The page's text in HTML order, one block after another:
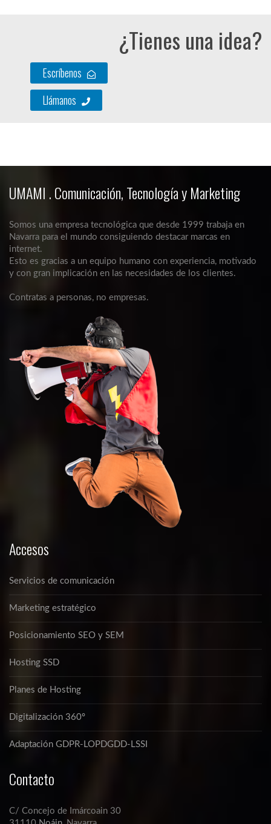
¿Tienes una idea?
Escríbenos
Llámanos
UMAMI . Comunicación, Tecnología y Marketing
Somos una empresa tecnológica que desde 1999 trabaja en
Navarra para el mundo consiguiendo destacar marcas en
internet.
Esto es gracias a un equipo humano con experiencia, motivado
y con gran implicación en las necesidades de los clientes.
Contratas a personas, no empresas.
Accesos
Servicios de comunicación
Marketing estratégico
Posicionamiento SEO y SEM
Hosting SSD
Planes de Hosting
Digitalización 360º
Adaptación GDPR-LOPDGDD-LSSI
Contacto
C/ Concejo de Imárcoain 30